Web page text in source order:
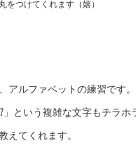
をつけてくれます（嬉）
アルファベットの練習です
という複雑な文字もチラ
えてくれます。